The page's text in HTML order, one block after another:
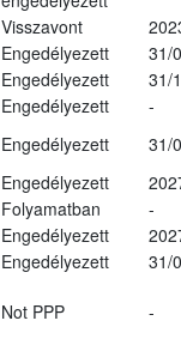
Visszavont
Engedélyezett
31/
Engedélyezett
31/
Engedélyezett
-
Engedélyezett
31/
Engedélyezett
Folyamatban
-
Engedélyezett
Engedélyezett
31/
Not PPP -